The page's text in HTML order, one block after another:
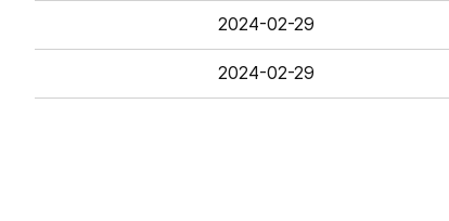
2024-02-29
2024-02-29